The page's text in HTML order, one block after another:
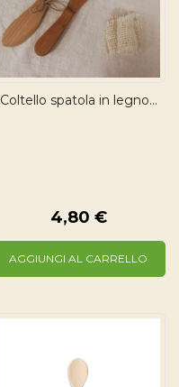
Coltello spatola in legno...
4,80 €
AGGIUNGI AL CARRELLO